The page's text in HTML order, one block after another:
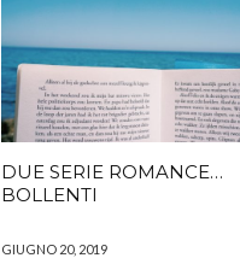
DUE SERIE ROMANCE…
BOLLENTI
GIUGNO 20, 2019